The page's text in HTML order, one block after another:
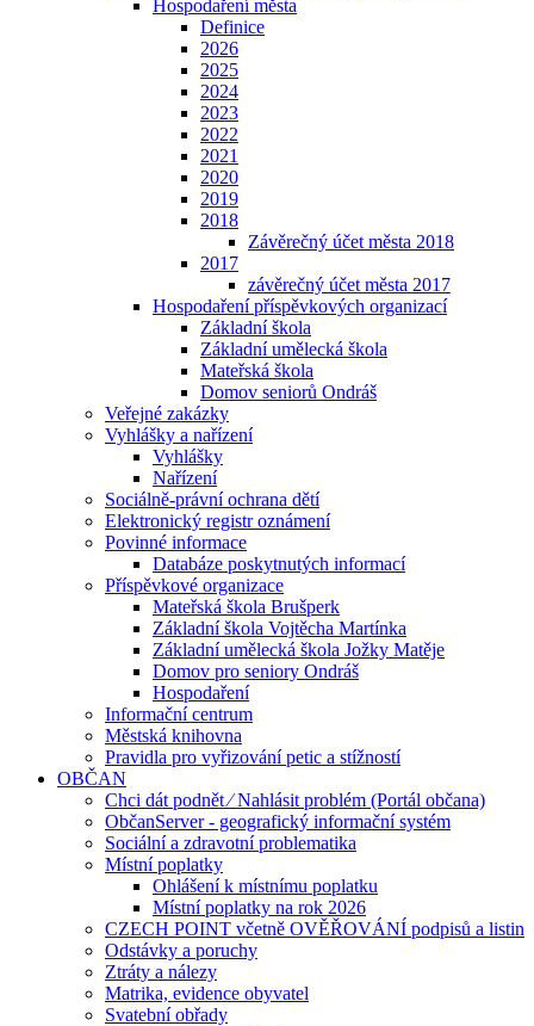
Hospodaření města
Definice
2026
2025
2024
2023
2022
2021
2020
2019
2018
Závěrečný účet města 2018
2017
závěrečný účet města 2017
Hospodaření příspěvkových organizací
Základní škola
Základní umělecká škola
Mateřská škola
Domov seniorů Ondráš
Veřejné zakázky
Vyhlášky a nařízení
Vyhlášky
Nařízení
Sociálně-právní ochrana dětí
Elektronický registr oznámení
Povinné informace
Databáze poskytnutých informací
Příspěvkové organizace
Mateřská škola Brušperk
Základní škola Vojtěcha Martínka
Základní umělecká škola Jožky Matěje
Domov pro seniory Ondráš
Hospodaření
Informační centrum
Městská knihovna
Pravidla pro vyřizování petic a stížností
OBČAN
Chci dát podnět ⁄ Nahlásit problém (Portál občana)
ObčanServer - geografický informační systém
Sociální a zdravotní problematika
Místní poplatky
Ohlášení k místnímu poplatku
Místní poplatky na rok 2026
CZECH POINT včetně OVĚŘOVÁNÍ podpisů a listin
Odstávky a poruchy
Ztráty a nálezy
Matrika, evidence obyvatel
Svatební obřady